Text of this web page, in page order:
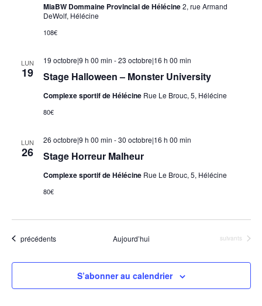
MiaBW Dommaine Provincial de Hélécine2, rue Armand
DeWolf, Hélécine
108€
LUN
19 Stage Halloween – Monster University
19 octobre|9 h 00 min -23 octobre|16 h 00 min
Complexe sportif de Hélécine Rue Le Brouc, 5, Hélécine
80€
LUN
26 Stage Horreur Malheur
26 octobre|9 h 00 min -30 octobre|16 h 00 min
Complexe sportif de Hélécine Rue Le Brouc, 5, Hélécine
80€
Évènements
précédents Aujourd’hui Évènements
suivants
S’abonner au calendrier